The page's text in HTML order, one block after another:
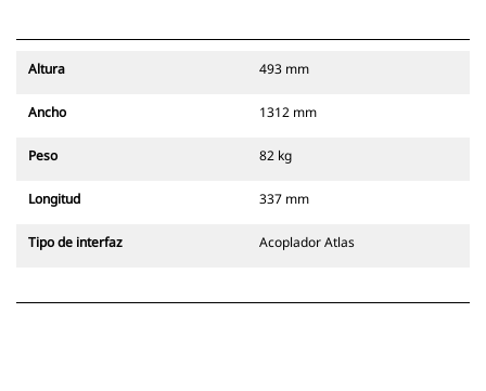
Altura 493 mm
Ancho 1312 mm
Peso 82 kg
Longitud 337 mm
Tipo de interfaz Acoplador Atlas